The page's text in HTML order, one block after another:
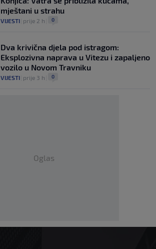
mještani u strahu
VIJESTI prije 2 h 0
Dva krivična djela pod istragom:
Eksplozivna naprava u Vitezu i zapaljeno
vozilo u Novom Travniku
VIJESTI prije 3 h 0
Oglas